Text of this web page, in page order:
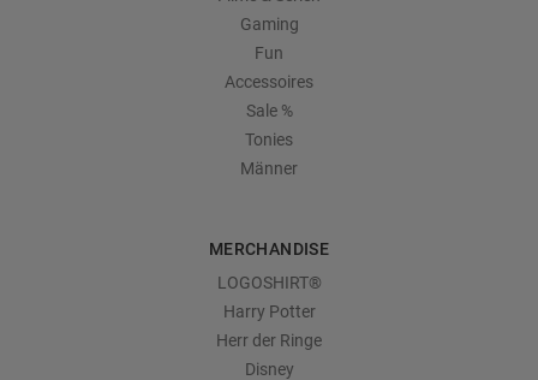
Gaming
Fun
Accessoires
Sale %
Tonies
Männer
MERCHANDISE
LOGOSHIRT®
Harry Potter
Herr der Ringe
Disney